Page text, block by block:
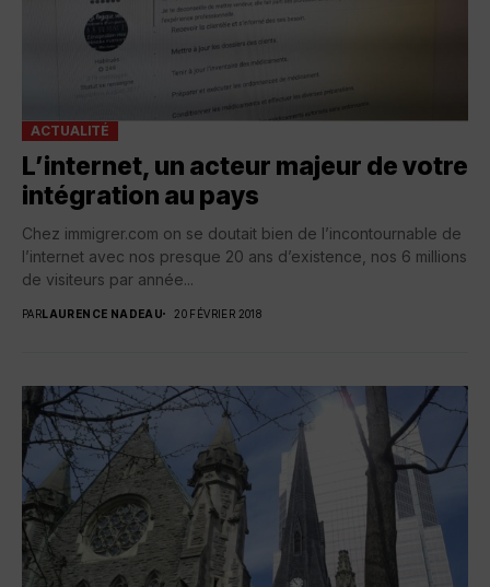
ACTUALITÉ
L’internet, un acteur majeur de votre
intégration au pays
Chez immigrer.com on se doutait bien de l’incontournable de
l’internet avec nos presque 20 ans d’existence, nos 6 millions
de visiteurs par année...
PARLAURENCE NADEAU 20 FÉVRIER 2018